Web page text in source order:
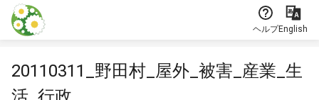
本文に飛ぶ
ヘルプEnglish
20110311_野田村_屋外_被害_産業_生